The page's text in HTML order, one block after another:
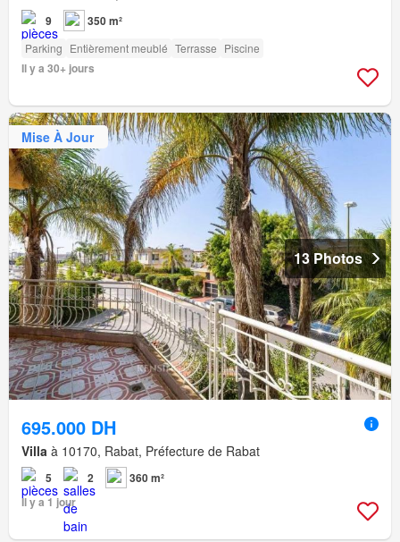
9 350 m²
Parking Entièrement meublé Terrasse Piscine
Il y a 30+ jours
Mise À Jour
13 Photos
695.000 DH
Villa à 10170, Rabat, Préfecture de Rabat
5 2
360 m²
Il y a 1 jour